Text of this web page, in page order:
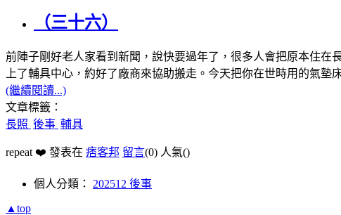
（三十六）
前陣子剛好老人家看到新聞，說快要過年了，很多人會把原本住
上了輔具中心，約好了廠商來協助搬走。今天把你在世時用的氣
(繼續閱讀...)
文章標籤：
長照 後事 輔具
repeat ❤️ 發表在 痞客邦 留言(0) 人氣()
個人分類： 202512 後事
▲top